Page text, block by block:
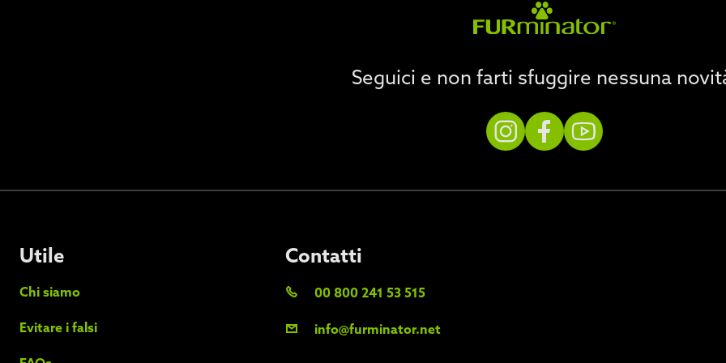
Seguici e non farti sfuggire nessuna
Utile
Chi siamo
Evitare i falsi
Contatti
00 800 241 53 515
info@furminator.net